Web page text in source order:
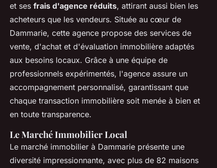
et ses frais d'agence réduits, attirant aussi bien les
acheteurs que les vendeurs. Située au cœur de
Dammarie, cette agence propose des services de
vente, d'achat et d'évaluation immobilière adaptés
aux besoins locaux. Grâce à une équipe de
professionnels expérimentés, l'agence assure un
accompagnement personnalisé, garantissant que
chaque transaction immobilière soit menée à bien et
en toute transparence.
Le Marché Immobilier Local
Le marché immobilier à Dammarie présente une
diversité impressionnante, avec plus de 82 maisons